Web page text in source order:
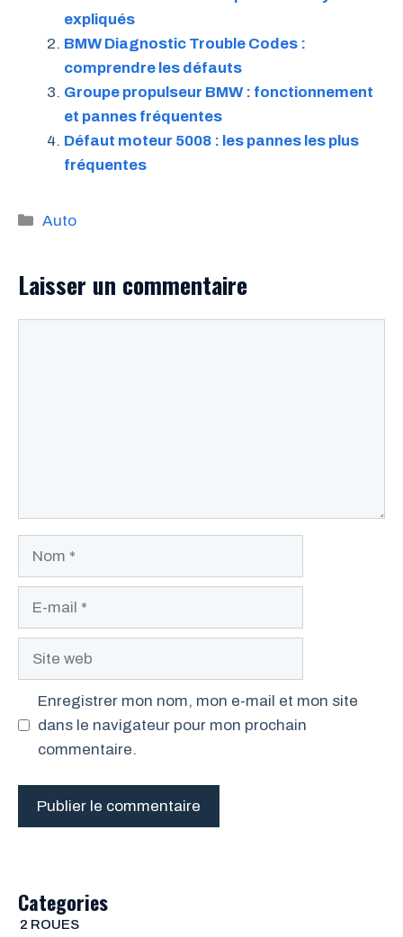
expliqués
BMW Diagnostic Trouble Codes :
comprendre les défauts
Groupe propulseur BMW : fonctionnement
et pannes fréquentes
Défaut moteur 5008 : les pannes les plus
fréquentes
Catégories
Auto
Laisser un commentaire
Site
Enregistrer mon nom, mon e-mail et mon site
dans le navigateur pour mon prochain
commentaire.
Categories
2 ROUES